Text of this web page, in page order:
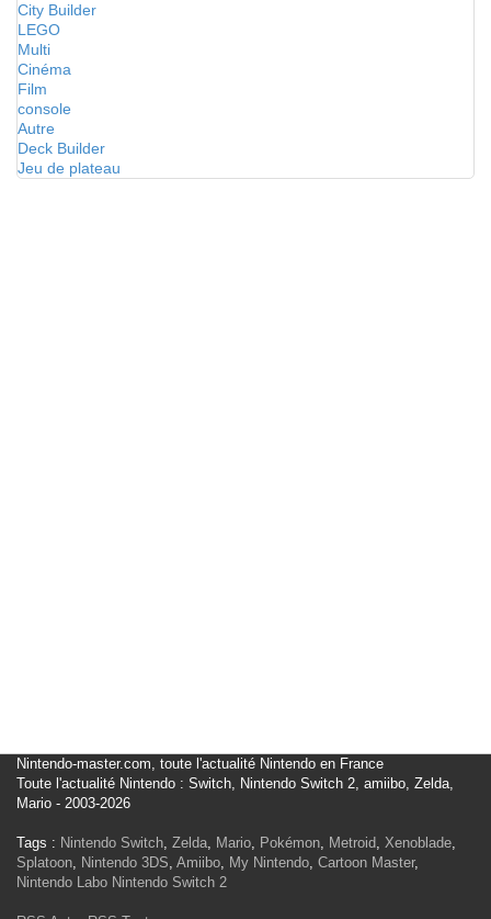
City Builder
LEGO
Multi
Cinéma
Film
console
Autre
Deck Builder
Jeu de plateau
Nintendo-master.com, toute l'actualité Nintendo en France
Toute l'actualité Nintendo : Switch, Nintendo Switch 2, amiibo, Zelda,
Mario - 2003-2026
Tags : Nintendo Switch, Zelda, Mario, Pokémon, Metroid, Xenoblade,
Splatoon, Nintendo 3DS, Amiibo, My Nintendo, Cartoon Master,
Nintendo Labo Nintendo Switch 2